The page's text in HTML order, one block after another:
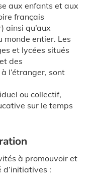
aux enfants et aux
français
ainsi qu’aux
monde entier. Les
et lycées situés
des
l’étranger, sont
ou collectif,
sur le temps
à promouvoir et
: